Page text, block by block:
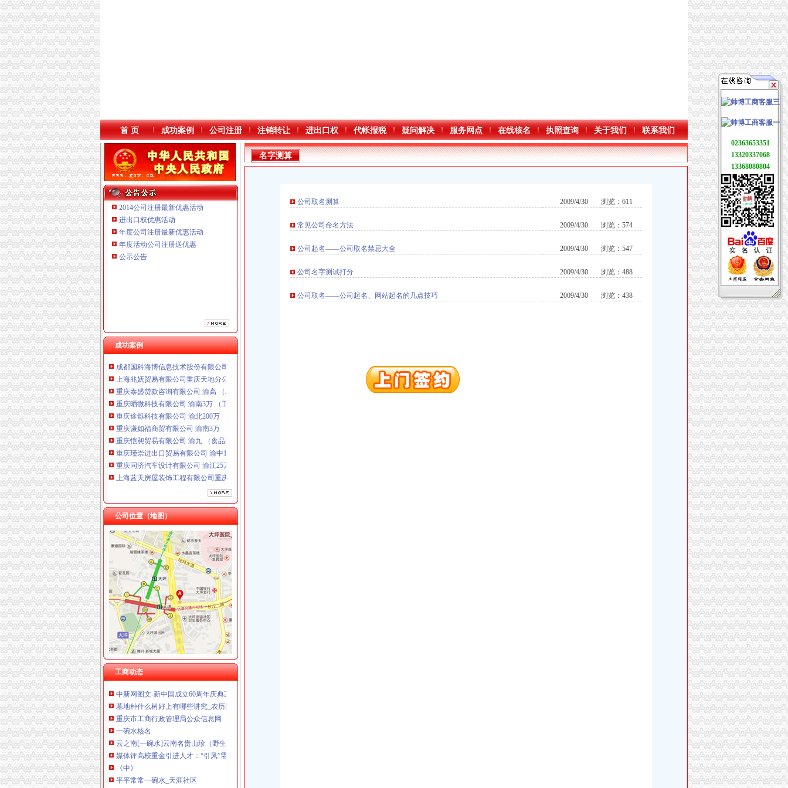
首 页 成功案例 公司注册 注销转让 进出口权 代帐报税 疑问解决 服务网点 在线核名 执照查询 关于我们 联系我们
2014公司注册最新优惠活动
进出口权优惠活动
年度公司注册最新优惠活动
年度活动公司注册送优惠
公示公告
成功案例
重庆泰盛贷款咨询有限公司 渝高 （工商注册）
重庆晒微科技有限公司 渝南3万 （工商注册）
重庆同济汽车设计有限公司 渝江25万 （工商注册）
上海蓝天房屋装饰工程有限公司重庆分公司 渝北 （工商注册）
重庆华康假肢矫形有限公司 渝中120万 （增资）
成都国科海博信息技术股份有限公司重庆分公司 渝江 （工商注册）
上海兆妩贸易有限公司重庆天地分公司 渝中 （工商注册）
重庆泰盛贷款咨询有限公司 渝高 （工商注册）
重庆晒微科技有限公司 渝南3万 （工商注册）
重庆途烁科技有限公司 渝北200万 （工商注册）
重庆谦如福商贸有限公司 渝南3万 （公司转让）
重庆恺昶贸易有限公司 渝九 （食品许可证）
重庆瑾崇进出口贸易有限公司 渝中100万 （进出口权）
重庆同济汽车设计有限公司 渝江25万 （工商注册）
上海蓝天房屋装饰工程有限公司重庆分公司 渝北 （工商注册）
重庆华康假肢矫形有限公司 渝中120万 （增资）
成都国科海博信息技术股份有限公司重庆分公司 渝江 （工商注册）
上海兆妩贸易有限公司重庆天地分公司 渝中 （工商注册）
公司位置（地图）
工商动态
回兴
回兴毛坯租房,冈回兴毛坯房整租,冈回兴毛坯装修房屋出租价格
重庆回兴-大众点评网
重庆渝北-回兴小区_重庆渝北-回兴二手房,重庆二手房信息-重庆吉屋网
【两路回兴板块新楼盘】_两路回兴板块房价-重庆乐居
渝北区回兴小学_渝北区回兴小学爱问问同学录频道
松树桥核名
2014：春季,日本之初印象-磨房
北京古树名木记--莫容胡洪涛（简介）
中新网图文-新中国成立60周年庆典24小时全球联播
墓地种什么树好上有哪些讲究_农历网
重庆市工商行政管理局公众信息网
一碗水核名
云之南[一碗水]云南名贵山珍（野生）美味枞-淘宝网
媒体评高校重金引进人才：“引凤”需一碗水端平_教育频道抓稿_南
《中》
平平常常一碗水_天涯社区
感冒咳嗽一碗水就能解决,不需要针吃,成本只要2块钱,制作也
名字测算
公司取名测算 2009/4/30 浏览：611
常见公司命名方法 2009/4/30 浏览：574
公司起名——公司取名禁忌大全 2009/4/30 浏览：547
公司名字测试打分 2009/4/30 浏览：488
公司取名——公司起名、网站起名的几点技巧 2009/4/30 浏览：438
02363653351
13320337068
13368080804